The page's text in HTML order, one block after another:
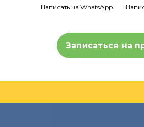
Написать на WhatsApp
Записаться на